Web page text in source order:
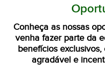
Conheça as nossas
venha fazer parte da
benefícios
agradável e